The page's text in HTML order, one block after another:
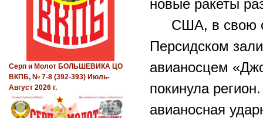
новые ракеты
США, в свою
Персидском
авианосцем
покинула
авианосная
Серп и Молот БОЛЬШЕВИКА ЦО
ВКПБ, № 7-8 (392-393) Июль-
Август 2026 г.